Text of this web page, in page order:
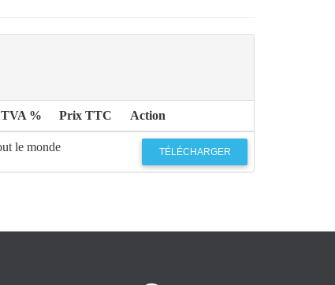
TVA % Prix TTC Action
le monde TÉLÉCHARGER